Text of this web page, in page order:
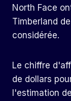
North Face
Timberland
considérée.
Le chiffre
de dollars
l'estimation